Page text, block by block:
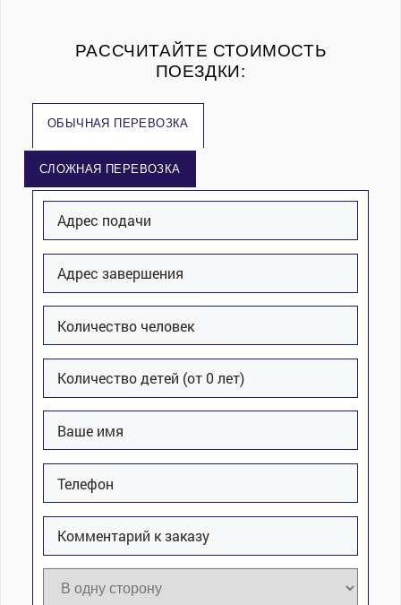
РАССЧИТАЙТЕ СТОИМОСТЬ
ПОЕЗДКИ:
ОБЫЧНАЯ ПЕРЕВОЗКА
СЛОЖНАЯ ПЕРЕВОЗКА